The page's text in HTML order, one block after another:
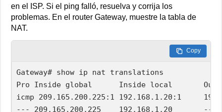
en el ISP. Si el ping falló, resuelva y corrija los
problemas. En el router Gateway, muestre la tabla de
NAT.
Copy
Gateway# show ip nat translations
Pro Inside global      Inside local
icmp 209.165.200.225:1 192.168.1.20:1
--- 209.165.200.225    192.168.1.20